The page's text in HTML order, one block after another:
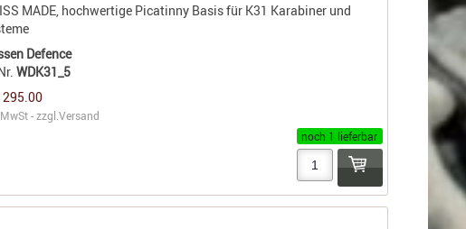
MADE, hochwertige Picatinny Basis für K31 Karabiner und
Defence
WDK31_5
295.00
- zzgl.Versand
noch 1 lieferbar